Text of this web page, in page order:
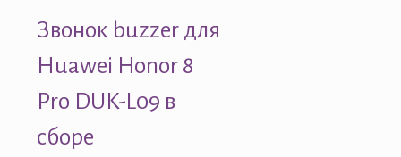
Звонок buzzer для
Huawei Honor 8
Pro DUK-L09 в
сборе